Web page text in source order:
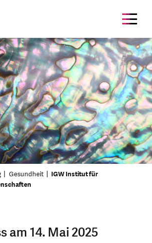
Gesundheit
IGW Institut für
am 14. Mai 2025